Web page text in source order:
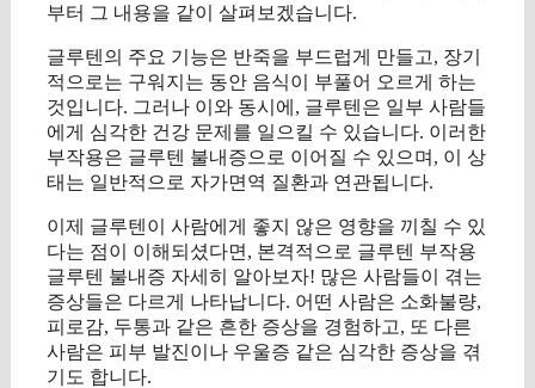
부터 그 내용을 같이 살펴보겠습니다.
글루텐의 주요 기능은 반죽을 부드럽게 만들고, 장기
적으로는 구워지는 동안 음식이 부풀어 오르게 하는
것입니다. 그러나 이와 동시에, 글루텐은 일부 사람들
에게 심각한 건강 문제를 일으킬 수 있습니다. 이러한
부작용은 글루텐 불내증으로 이어질 수 있으며, 이 상
태는 일반적으로 자가면역 질환과 연관됩니다.
이제 글루텐이 사람에게 좋지 않은 영향을 끼칠 수 있
다는 점이 이해되셨다면, 본격적으로 글루텐 부작용
글루텐 불내증 자세히 알아보자! 많은 사람들이 겪는
증상들은 다르게 나타납니다. 어떤 사람은 소화불량,
피로감, 두통과 같은 흔한 증상을 경험하고, 또 다른
사람은 피부 발진이나 우울증 같은 심각한 증상을 겪
기도 합니다.